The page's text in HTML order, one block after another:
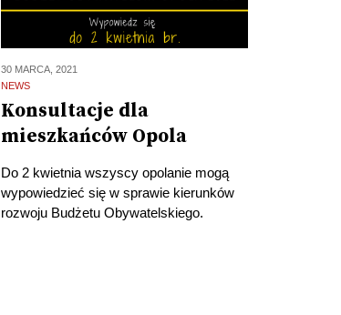
30 MARCA, 2021
NEWS
Konsultacje dla
mieszkańców Opola
Do 2 kwietnia wszyscy opolanie mogą
wypowiedzieć się w sprawie kierunków
rozwoju Budżetu Obywatelskiego.